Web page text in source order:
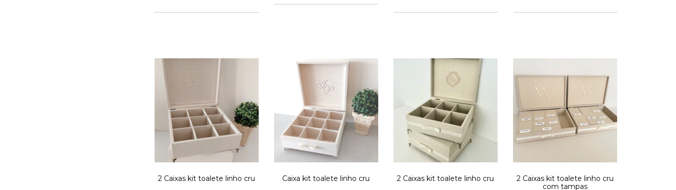
2 Caixas kit toalete linho cru Caixa kit toalete linho cru 2 Caixas kit toalete linho cru
2 Caixas kit toalete linho cru
com tampas